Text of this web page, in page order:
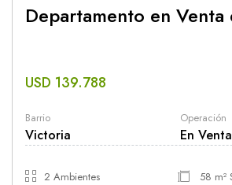
Departamento en
USD 139.788
Barrio
Victoria
Operación
En Venta
2 Ambientes
58 m²